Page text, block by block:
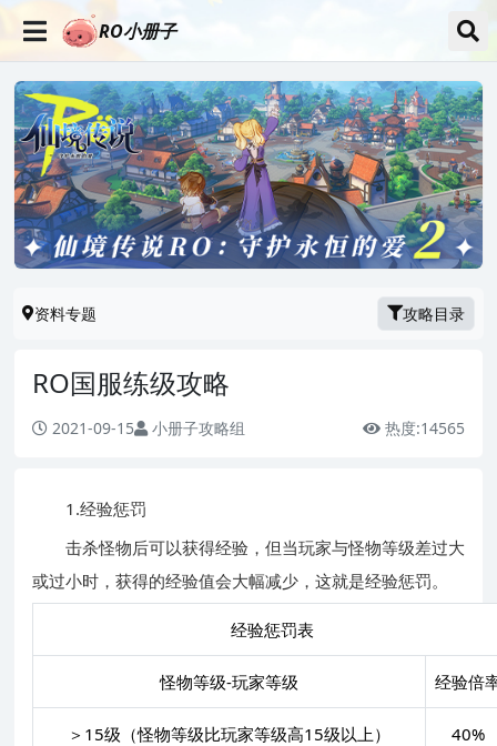
RO小册子
资料专题 攻略目录
RO国服练级攻略
2021-09-15 小册子攻略组 热度:14565
1.经验惩罚
击杀怪物后可以获得经验，但当玩家与怪物等级差过大
或过小时，获得的经验值会大幅减少，这就是经验惩罚。
经验惩罚表
怪物等级-玩家等级 经验倍
＞15级（怪物等级比玩家等级高15级以上） 40%